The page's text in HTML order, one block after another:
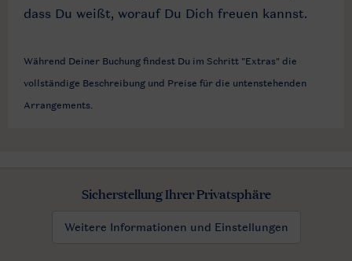
dass Du weißt, worauf Du Dich freuen kannst.
Während Deiner Buchung findest Du im Schritt "Extras" die
vollständige Beschreibung und Preise für die untenstehenden
Arrangements.
Sicherstellung Ihrer Privatsphäre
Weitere Informationen und Einstellungen